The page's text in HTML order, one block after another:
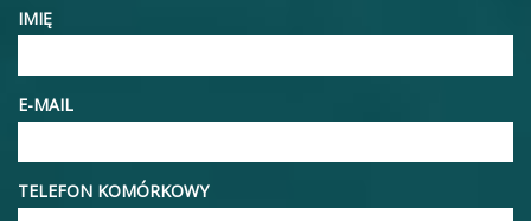
IMIĘ
E-MAIL
TELEFON KOMÓRKOWY